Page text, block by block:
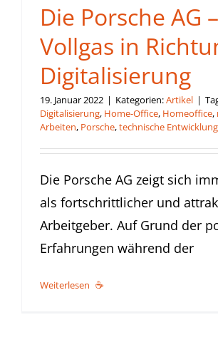
Die Porsche AG
Vollgas in
Digitalisierung
19. Januar 2022 | Kategorien:Artikel |
Digitalisierung, Home-Office, Homeoffice,
Arbeiten, Porsche,technische Entwicklung
Die Porsche AG zeigt sich
als fortschrittlicher und
Arbeitgeber. Auf Grund der
Erfahrungen während der
Weiterlesen